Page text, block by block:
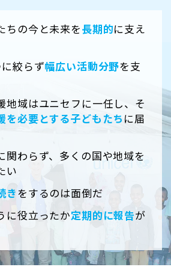
ちの今と未来を長期的に支え
絞らず幅広い活動分野を支
地域はユニセフに一任し、そ
を必要とする子どもたち に届
関わらず、多くの国や地域を
い
きをするのは面倒だ
に役立ったか定期的に報告が